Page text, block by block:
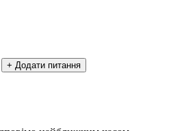
+ Додати питання